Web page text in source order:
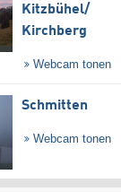
Kitzbühel/​
Kirchberg
Webcam tonen
Schmitten
Webcam tonen